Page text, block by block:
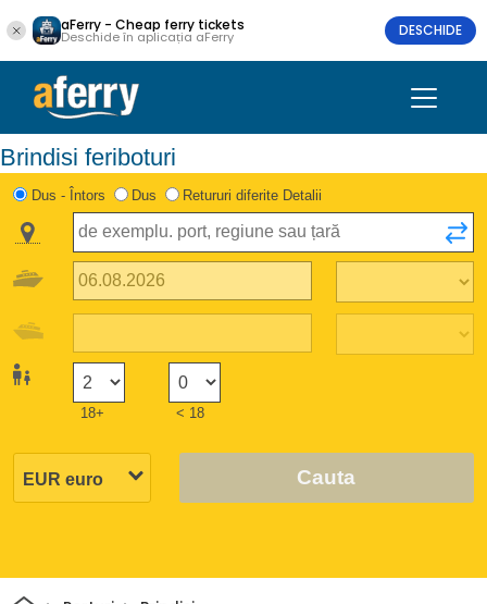
aFerry - Cheap ferry tickets
Deschide în aplicația aFerry DESCHIDE
Brindisi feriboturi
Dus - Întors Dus Retururi diferite Detalii
18+ < 18
Cauta